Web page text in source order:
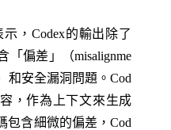
，Codex的輸出除了
「偏差」（misalignme
和安全漏洞問題。Cod
，作為上下文來生成
包含細微的偏差，Cod